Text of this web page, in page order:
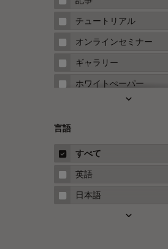
FluoSync
FRAP
FRET
Fテクニック
チュートリアル
オンラインセミナー
ギャラリー
ホワイトぺーパー
ケーススタディ
言語
すべて
英語
日本語